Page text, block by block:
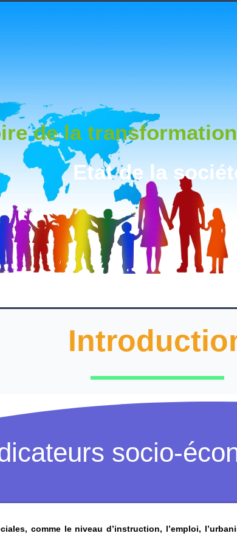
de la
Etat de la
socio-
comme le niveau d’instruction, l’emploi,